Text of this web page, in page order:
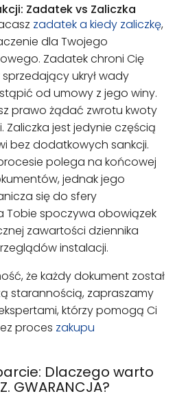
Zadatek vs Zaliczka
zadatek a kiedy zaliczkę,
dla Twojego
Zadatek chroni Cię
ukrył wady
od umowy z jego winy.
prawo żądać zwrotu kwoty
jest jedynie częścią
bez dodatkowych sankcji.
polega na końcowej
jednak jego
się do sfery
Tobie spoczywa obowiązek
zawartości dziennika
instalacji.
że każdy dokument został
starannością, zapraszamy
którzy pomogą Ci
proces zakupu
Dlaczego warto
GWARANCJA?